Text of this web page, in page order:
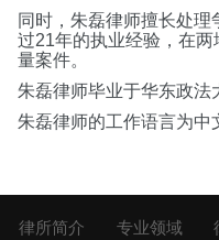
同时，朱磊律师擅长处
过21年的执业经验，在
量案件。
朱磊律师毕业于华东政法
朱磊律师的工作语言为中
律所简介 专业领域